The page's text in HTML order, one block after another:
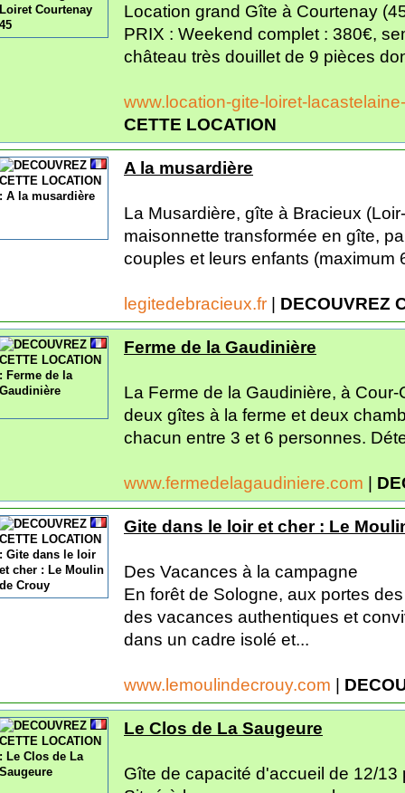
Location grand Gîte à Courtenay
PRIX : Weekend complet : 380€,
château très douillet de 9 pièces
www.location-gite-loiret-
CETTE LOCATION
A la musardière
La Musardière, gîte à Bracieux
maisonnette transformée en gîte,
couples et leurs enfants (maximum
legitedebracieux.fr | DECOUVREZ
Ferme de la Gaudinière
La Ferme de la Gaudinière, à
deux gîtes à la ferme et deux
chacun entre 3 et 6 personnes.
www.fermedelagaudiniere.com |
Gite dans le loir et cher : Le
Des Vacances à la campagne
En forêt de Sologne, aux portes
des vacances authentiques et
dans un cadre isolé et...
www.lemoulindecrouy.com |
Le Clos de La Saugeure
Gîte de capacité d'accueil de 12/13